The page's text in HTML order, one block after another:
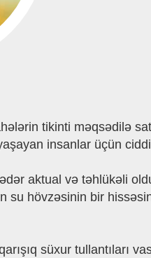
tikinti məqsədilə
insanlar üçün
aktual və təhlükəli
su hövzəsinin bir
süxur tullantıları